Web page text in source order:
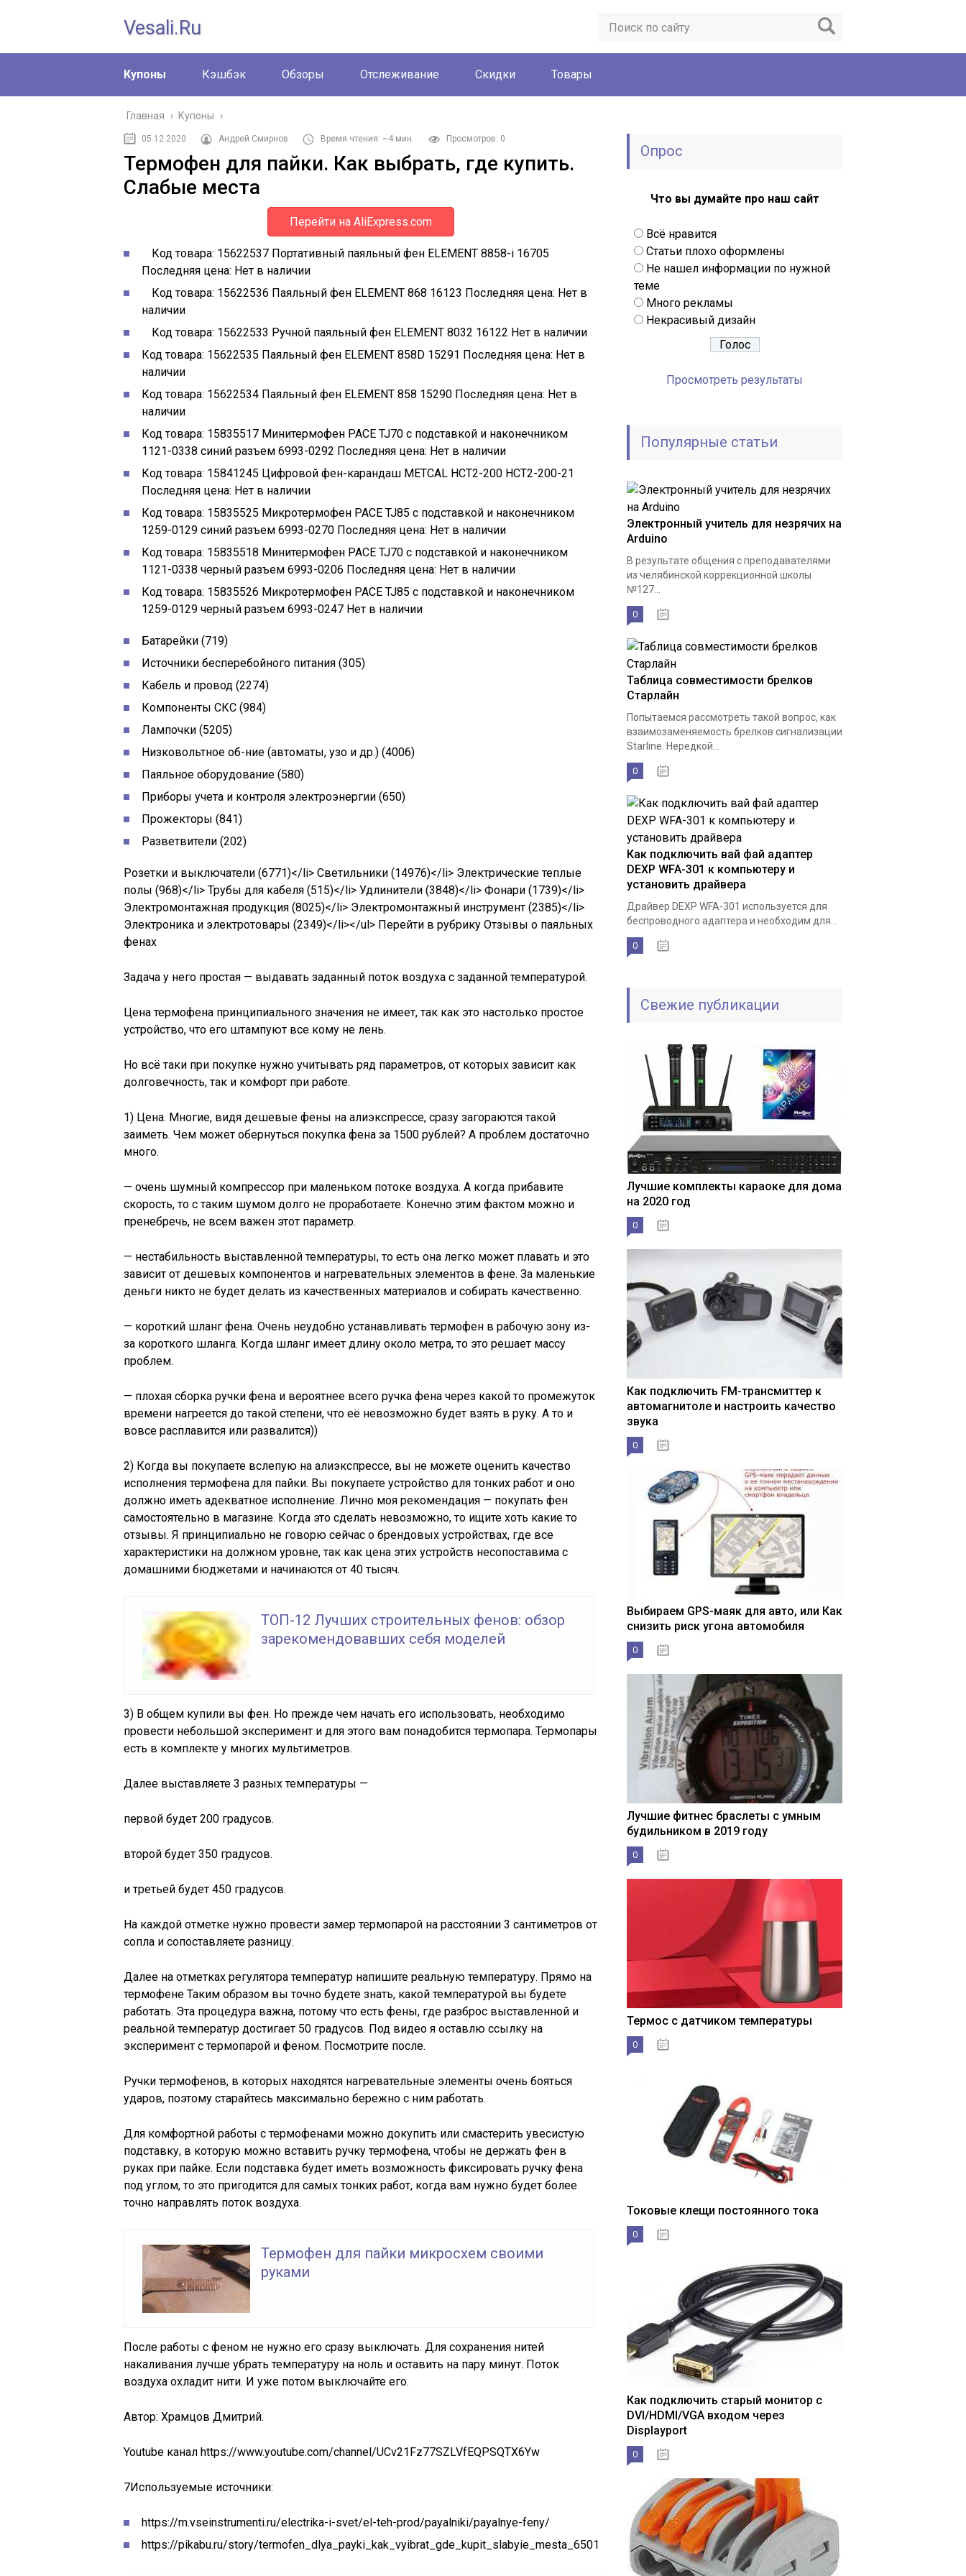
Vesali.ru
Купоны Кэшбэк Обзоры Отслеживание Скидки Товары
Главная › Купоны ›
05.12.2020 Андрей Смирнов Время чтения: ~4 мин. Просмотров: 0
Термофен для пайки. Как выбрать, где купить.
Слабые места
Перейти на AliExpress.com
Код товара: 15622537 Портативный паяльный фен ELEMENT 8858-i 16705
Последняя цена: Нет в наличии
Код товара: 15622536 Паяльный фен ELEMENT 868 16123 Последняя цена: Нет в
наличии
Код товара: 15622533 Ручной паяльный фен ELEMENT 8032 16122 Нет в наличии
Код товара: 15622535 Паяльный фен ELEMENT 858D 15291 Последняя цена: Нет в
наличии
Код товара: 15622534 Паяльный фен ELEMENT 858 15290 Последняя цена: Нет в
наличии
Код товара: 15835517 Минитермофен PACE TJ70 с подставкой и наконечником
1121-0338 синий разъем 6993-0292 Последняя цена: Нет в наличии
Код товара: 15841245 Цифровой фен-карандаш METCAL HCT2-200 HCT2-200-21
Последняя цена: Нет в наличии
Код товара: 15835525 Микротермофен PACE TJ85 с подставкой и наконечником
1259-0129 синий разъем 6993-0270 Последняя цена: Нет в наличии
Код товара: 15835518 Минитермофен PACE TJ70 с подставкой и наконечником
1121-0338 черный разъем 6993-0206 Последняя цена: Нет в наличии
Код товара: 15835526 Микротермофен PACE TJ85 с подставкой и наконечником
1259-0129 черный разъем 6993-0247 Нет в наличии
Батарейки (719)
Источники бесперебойного питания (305)
Кабель и провод (2274)
Компоненты СКС (984)
Лампочки (5205)
Низковольтное об-ние (автоматы, узо и др.) (4006)
Паяльное оборудование (580)
Приборы учета и контроля электроэнергии (650)
Прожекторы (841)
Разветвители (202)
Розетки и выключатели (6771)</li> Светильники (14976)</li> Электрические теплые
полы (968)</li> Трубы для кабеля (515)</li> Удлинители (3848)</li> Фонари (1739)</li>
Электромонтажная продукция (8025)</li> Электромонтажный инструмент (2385)</li>
Электроника и электротовары (2349)</li></ul> Перейти в рубрику Отзывы о паяльных
фенах
Задача у него простая — выдавать заданный поток воздуха с заданной температурой.
Цена термофена принципиального значения не имеет, так как это настолько простое
устройство, что его штампуют все кому не лень.
Но всё таки при покупке нужно учитывать ряд параметров, от которых зависит как
долговечность, так и комфорт при работе.
1) Цена. Многие, видя дешевые фены на алиэкспрессе, сразу загораются такой
заиметь. Чем может обернуться покупка фена за 1500 рублей? А проблем достаточно
много.
— очень шумный компрессор при маленьком потоке воздуха. А когда прибавите
скорость, то с таким шумом долго не проработаете. Конечно этим фактом можно и
пренебречь, не всем важен этот параметр.
— нестабильность выставленной температуры, то есть она легко может плавать и это
зависит от дешевых компонентов и нагревательных элементов в фене. За маленькие
деньги никто не будет делать из качественных материалов и собирать качественно.
— короткий шланг фена. Очень неудобно устанавливать термофен в рабочую зону из-
за короткого шланга. Когда шланг имеет длину около метра, то это решает массу
проблем.
— плохая сборка ручки фена и вероятнее всего ручка фена через какой то промежуток
времени нагреется до такой степени, что её невозможно будет взять в руку. А то и
вовсе расплавится или развалится))
2) Когда вы покупаете вслепую на алиэкспрессе, вы не можете оценить качество
исполнения термофена для пайки. Вы покупаете устройство для тонких работ и оно
должно иметь адекватное исполнение. Лично моя рекомендация — покупать фен
самостоятельно в магазине. Когда это сделать невозможно, то ищите хоть какие то
отзывы. Я принципиально не говорю сейчас о брендовых устройствах, где все
характеристики на должном уровне, так как цена этих устройств несопоставима с
домашними бюджетами и начинаются от 40 тысяч.
ТОП-12 Лучших строительных фенов: обзор
зарекомендовавших себя моделей
3) В общем купили вы фен. Но прежде чем начать его использовать, необходимо
провести небольшой эксперимент и для этого вам понадобится термопара. Термопары
есть в комплекте у многих мультиметров.
Далее выставляете 3 разных температуры —
первой будет 200 градусов.
второй будет 350 градусов.
и третьей будет 450 градусов.
На каждой отметке нужно провести замер термопарой на расстоянии 3 сантиметров от
сопла и сопоставляете разницу.
Далее на отметках регулятора температур напишите реальную температуру. Прямо на
термофене Таким образом вы точно будете знать, какой температурой вы будете
работать. Эта процедура важна, потому что есть фены, где разброс выставленной и
реальной температур достигает 50 градусов. Под видео я оставлю ссылку на
эксперимент с термопарой и феном. Посмотрите после.
Ручки термофенов, в которых находятся нагревательные элементы очень бояться
ударов, поэтому старайтесь максимально бережно с ним работать.
Для комфортной работы с термофенами можно докупить или смастерить увесистую
подставку, в которую можно вставить ручку термофена, чтобы не держать фен в
руках при пайке. Если подставка будет иметь возможность фиксировать ручку фена
под углом, то это пригодится для самых тонких работ, когда вам нужно будет более
точно направлять поток воздуха.
Термофен для пайки микросхем своими
руками
После работы с феном не нужно его сразу выключать. Для сохранения нитей
накаливания лучше убрать температуру на ноль и оставить на пару минут. Поток
воздуха охладит нити. И уже потом выключайте его.
Автор: Храмцов Дмитрий.
Youtube канал https://www.youtube.com/channel/UCv21Fz77SZLVfEQPSQTX6Yw
7Используемые источники:
https://m.vseinstrumenti.ru/electrika-i-svet/el-teh-prod/payalniki/payalnye-feny/
https://pikabu.ru/story/termofen_dlya_payki_kak_vyibrat_gde_kupit_slabyie_mesta_6501625
Опрос
Что вы думайте про наш сайт
Всё нравится
Статьи плохо оформлены
Не нашел информации по нужной
теме
Много рекламы
Некрасивый дизайн
Просмотреть результаты
Популярные статьи
Электронный учитель для незрячих на
Arduino
В результате общения с преподавателями
из челябинской коррекционной школы
№127...
0
Таблица совместимости брелков
Старлайн
Попытаемся рассмотреть такой вопрос, как
взаимозаменяемость брелков сигнализации
Starline. Нередкой...
0
Как подключить вай фай адаптер
DEXP WFA-301 к компьютеру и
установить драйвера
Драйвер DEXP WFA-301 используется для
беспроводного адаптера и необходим для...
0
Свежие публикации
Лучшие комплекты караоке для дома
на 2020 год
0
Как подключить FM-трансмиттер к
автомагнитоле и настроить качество
звука
0
Выбираем GPS-маяк для авто, или Как
снизить риск угона автомобиля
0
Лучшие фитнес браслеты с умным
будильником в 2019 году
0
Термос с датчиком температуры
0
Токовые клещи постоянного тока
0
Как подключить старый монитор с
DVI/HDMI/VGA входом через
Displayport
0